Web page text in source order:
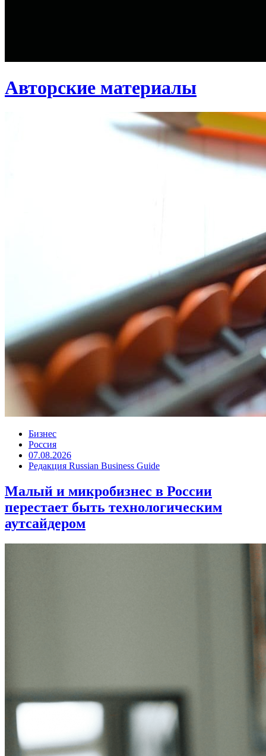
Авторские материалы
Бизнес
Россия
07.08.2026
Редакция Russian Business Guide
Малый и микробизнес в России
перестает быть технологическим
аутсайдером